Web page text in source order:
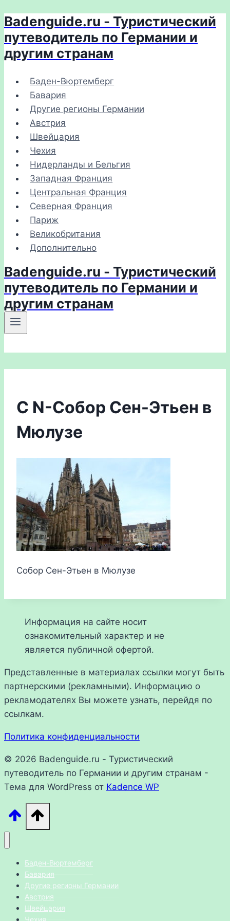
Перейти
к
содержимому
Badenguide.ru - Туристический
путеводитель по Германии и
другим странам
Баден-Вюртемберг
Бавария
Другие регионы Германии
Австрия
Швейцария
Чехия
Нидерланды и Бельгия
Западная Франция
Центральная Франция
Северная Франция
Париж
Великобритания
Дополнительно
Badenguide.ru - Туристический
путеводитель по Германии и
другим странам
C N-Собор Сен-Этьен в
Мюлузе
Собор Сен-Этьен в Мюлузе
Информация на сайте носит
ознакомительный характер и не
является публичной офертой.
Представленные в материалах ссылки могут быть
партнерскими (рекламными). Информацию о
рекламодателях Вы можете узнать, перейдя по
ссылкам.
Политика конфиденциальности
© 2026 Badenguide.ru - Туристический
путеводитель по Германии и другим странам -
Тема для WordPress от Kadence WP
Баден-Вюртемберг
Бавария
Другие регионы Германии
Австрия
Швейцария
Чехия